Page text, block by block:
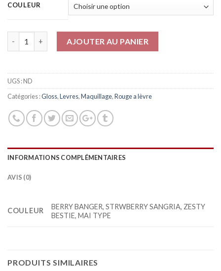
COULEUR
AJOUTER AU PANIER
UGS :ND
Catégories :Gloss,Levres,Maquillage,Rouge a lèvre
INFORMATIONS COMPLÉMENTAIRES
AVIS (0)
COULEUR
BERRY BANGER, STRWBERRY SANGRIA, ZESTY
BESTIE, MAI TYPE
PRODUITS SIMILAIRES